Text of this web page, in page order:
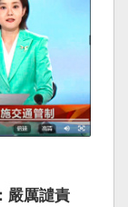
長帽；活
忘了把第
員將所有
有嚴重疏
商太輕忽，
管處身為委
她會對相關
不是對中
台灣不會
國將壓迫
。 不會坐
國上個月不
進法」，
隨即發表聲
IPAC日本共
持，共同捍
嚴厲譴責